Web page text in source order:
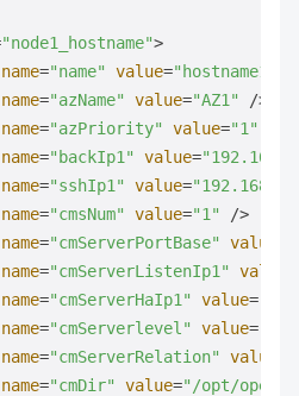
"node1_hostname">
name="name" value="hostname1"
name="azName" value="AZ1"
/>
name="azPriority" value="1"
name="backIp1" value=
name="sshIp1" value=
name="cmsNum" value="1"
/>
name="cmServerPortBase" value
name="cmServerListenIp1" value
name="cmServerHaIp1" value=
name="cmServerlevel" value=
name="cmServerRelation" value
name="cmDir" value="/opt/